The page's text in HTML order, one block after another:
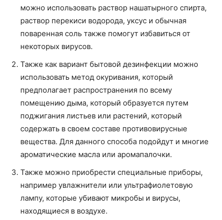
можно использовать раствор нашатырного спирта,
раствор перекиси водорода, уксус и обычная
поваренная соль также помогут избавиться от
некоторых вирусов.
Также как вариант бытовой дезинфекции можно
использовать метод окуривания, который
предполагает распространения по всему
помещению дыма, который образуется путем
поджигания листьев или растений, который
содержать в своем составе противовирусные
вещества. Для данного способа подойдут и многие
ароматические масла или аромапалочки.
Также можно приобрести специальные приборы,
например увлажнители или ультрафиолетовую
лампу, которые убивают микробы и вирусы,
находящиеся в воздухе.